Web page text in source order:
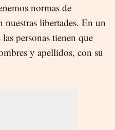
normas de
libertades. En un
personas tienen que
y apellidos, con su